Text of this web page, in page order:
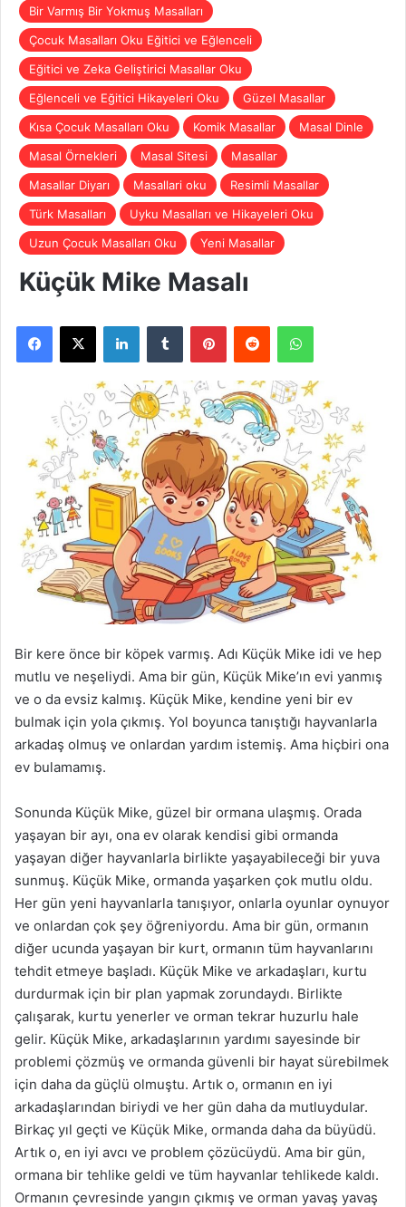
Bir Varmış Bir Yokmuş Masalları
Çocuk Masalları Oku Eğitici ve Eğlenceli
Eğitici ve Zeka Geliştirici Masallar Oku
Eğlenceli ve Eğitici Hikayeleri Oku
Güzel Masallar
Kısa Çocuk Masalları Oku
Komik Masallar
Masal Dinle
Masal Örnekleri
Masal Sitesi
Masallar
Masallar Diyarı
Masallari oku
Resimli Masallar
Türk Masalları
Uyku Masalları ve Hikayeleri Oku
Uzun Çocuk Masalları Oku
Yeni Masallar
Küçük Mike Masalı
Facebook
X LinkedInTumblr PinterestReddit WhatsApp
Bir kere önce bir köpek varmış. Adı Küçük Mike idi ve hep
mutlu ve neşeliydi. Ama bir gün, Küçük Mike’ın evi yanmış
ve o da evsiz kalmış. Küçük Mike, kendine yeni bir ev
bulmak için yola çıkmış. Yol boyunca tanıştığı hayvanlarla
arkadaş olmuş ve onlardan yardım istemiş. Ama hiçbiri ona
ev bulamamış.
Sonunda Küçük Mike, güzel bir ormana ulaşmış. Orada
yaşayan bir ayı, ona ev olarak kendisi gibi ormanda
yaşayan diğer hayvanlarla birlikte yaşayabileceği bir yuva
sunmuş. Küçük Mike, ormanda yaşarken çok mutlu oldu.
Her gün yeni hayvanlarla tanışıyor, onlarla oyunlar oynuyor
ve onlardan çok şey öğreniyordu. Ama bir gün, ormanın
diğer ucunda yaşayan bir kurt, ormanın tüm hayvanlarını
tehdit etmeye başladı. Küçük Mike ve arkadaşları, kurtu
durdurmak için bir plan yapmak zorundaydı. Birlikte
çalışarak, kurtu yenerler ve orman tekrar huzurlu hale
gelir. Küçük Mike, arkadaşlarının yardımı sayesinde bir
problemi çözmüş ve ormanda güvenli bir hayat sürebilmek
için daha da güçlü olmuştu. Artık o, ormanın en iyi
arkadaşlarından biriydi ve her gün daha da mutluydular.
Birkaç yıl geçti ve Küçük Mike, ormanda daha da büyüdü.
Artık o, en iyi avcı ve problem çözücüydü. Ama bir gün,
ormana bir tehlike geldi ve tüm hayvanlar tehlikede kaldı.
Ormanın çevresinde yangın çıkmış ve orman yavaş yavaş